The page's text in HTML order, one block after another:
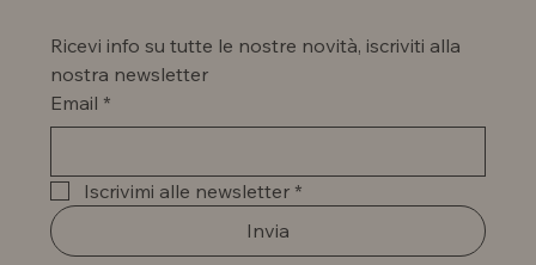
Ricevi info su tutte le nostre novità, iscriviti alla
nostra newsletter
Email *
Iscrivimi alle newsletter *
Invia